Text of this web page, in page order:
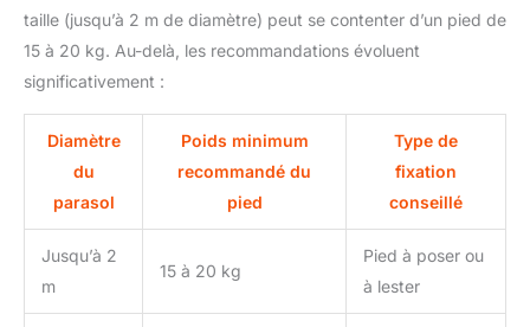
taille (jusqu’à 2 m de diamètre) peut se contenter d’un pied de
15 à 20 kg. Au-delà, les recommandations évoluent
significativement :
Diamètre
du
parasol
Poids minimum
recommandé du
pied
Type de
fixation
conseillé
Jusqu’à 2
m
15 à 20 kg
Pied à poser ou
à lester